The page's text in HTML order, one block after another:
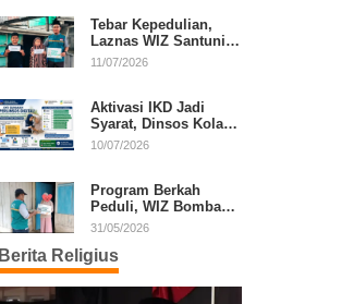
Tebar Kepedulian,
Laznas WIZ Santuni
Anak Yatim dan
11/07/2026
Aktivasi IKD Jadi
Syarat, Dinsos Kolaka
Sosialisasikan
10/07/2026
Program Berkah
Peduli, WIZ Bombana
Bantu Lansia dan
31/05/2026
Berita Religius